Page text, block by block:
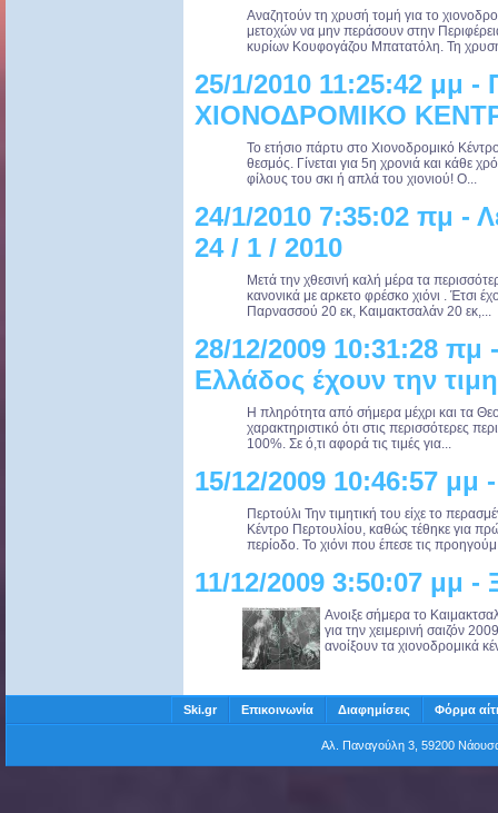
Αναζητούν τη χρυσή τομή για το
μετοχών να μην περάσουν στην
κυρίων Κουφογάζου Μπατατόλη. Τη
25/1/2010 11:25:42 μμ
ΧΙΟΝΟΔΡΟΜΙΚΟ
Το ετήσιο πάρτυ στο Χιονοδρομικό
θεσμός. Γίνεται για 5η χρονιά και κάθε
φίλους του σκι ή απλά του χιονιού! Ο...
24/1/2010 7:35:02 πμ -
24 / 1 / 2010
Μετά την χθεσινή καλή μέρα τα
κανονικά με αρκετο φρέσκο χιόνι . Έτσι
Παρνασσού 20 εκ, Καιμακτσαλάν 20 εκ,...
28/12/2009 10:31:28 πμ
Ελλάδος έχουν την
Η πληρότητα από σήμερα μέχρι και τα
χαρακτηριστικό ότι στις περισσότερες
100%. Σε ό,τι αφορά τις τιμές για...
15/12/2009 10:46:57 μμ
Περτούλι Την τιμητική του είχε το
Κέντρο Περτουλίου, καθώς τέθηκε για
περίοδο. Το χιόνι που έπεσε τις
11/12/2009 3:50:07 μμ -
Ανοιξε σήμερα το
για την χειμερινή σαιζόν
ανοίξουν τα χιονοδρομικά
Ski.gr Επικοινωνία Διαφημίσεις Φόρμα
Αλ. Παναγούλη 3, 59200